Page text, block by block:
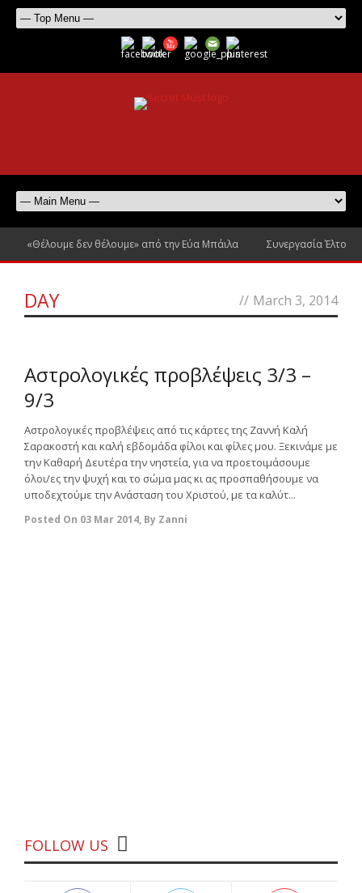
«Θέλουμε δεν θέλουμε» από την Εύα Μπάιλα Συνεργασία Έλτον
DAY // March 3, 2014
Αστρολογικές προβλέψεις 3/3 –
9/3
Αστρολογικές προβλέψεις από τις κάρτες της Ζαννή Καλή
Σαρακοστή και καλή εβδομάδα φίλοι και φίλες μου. Ξεκινάμε με
την Καθαρή Δευτέρα την νηστεία, για να προετοιμάσουμε
όλοι/ες την ψυχή και το σώμα μας κι ας προσπαθήσουμε να
υποδεχτούμε την Ανάσταση του Χριστού, με τα καλύτ...
Posted On 03 Mar 2014, By Zanni
FOLLOW US